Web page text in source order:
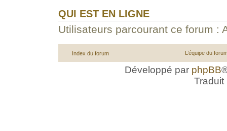
QUI EST EN LIGNE
Utilisateurs parcourant ce forum :
Index du forum L’équipe du
Développé par phpBB